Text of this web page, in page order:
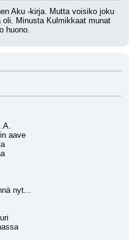
Aku -kirja. Mutta voisiko joku
Minusta Kulmikkaat munat
huono.
aave
nyt...